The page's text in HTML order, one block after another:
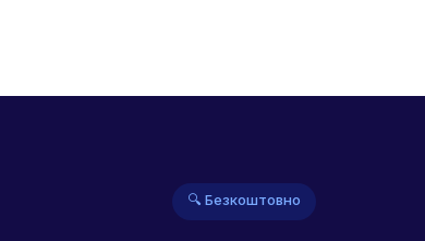
🔍 Безкоштовно